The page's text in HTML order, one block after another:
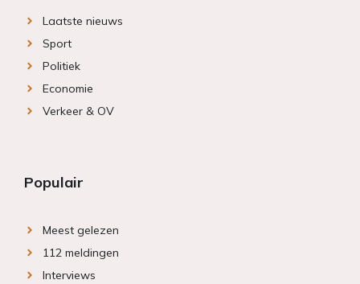
Laatste nieuws
Sport
Politiek
Economie
Verkeer & OV
Populair
Meest gelezen
112 meldingen
Interviews